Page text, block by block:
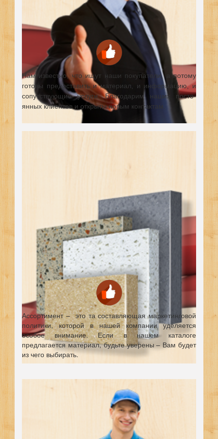
Нам известно, что ищут наши покупатели, а потому
готовы предоставить и материал, и информацию, и
сопутствующие услуги. Благодарим наших посто-
янных клиентов и открыты новым контактам.
Ассортимент – это та составляющая маркетинговой
политики, которой в нашей компании уделяется
особое внимание. Если в нашем каталоге
предлагается материал, будьте уверены – Вам будет
из чего выбирать.